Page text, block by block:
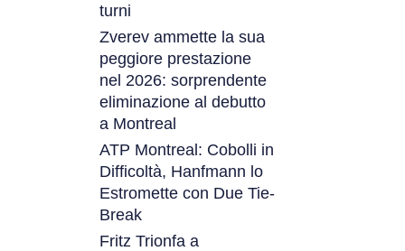
turni
Zverev ammette la sua
peggiore prestazione
nel 2026: sorprendente
eliminazione al debutto
a Montreal
ATP Montreal: Cobolli in
Difficoltà, Hanfmann lo
Estromette con Due Tie-
Break
Fritz Trionfa a